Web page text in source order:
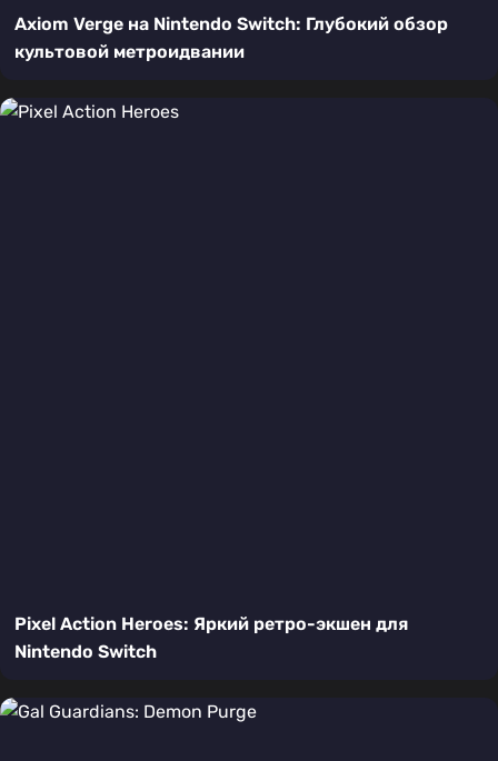
Axiom Verge на Nintendo Switch: Глубокий обзор
культовой метроидвании
Pixel Action Heroes: Яркий ретро-экшен для
Nintendo Switch